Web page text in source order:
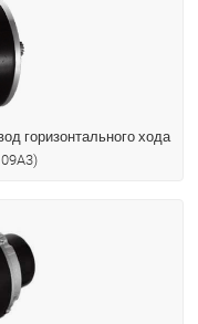
горизонтального хода